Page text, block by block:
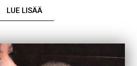
LUE LISÄÄ